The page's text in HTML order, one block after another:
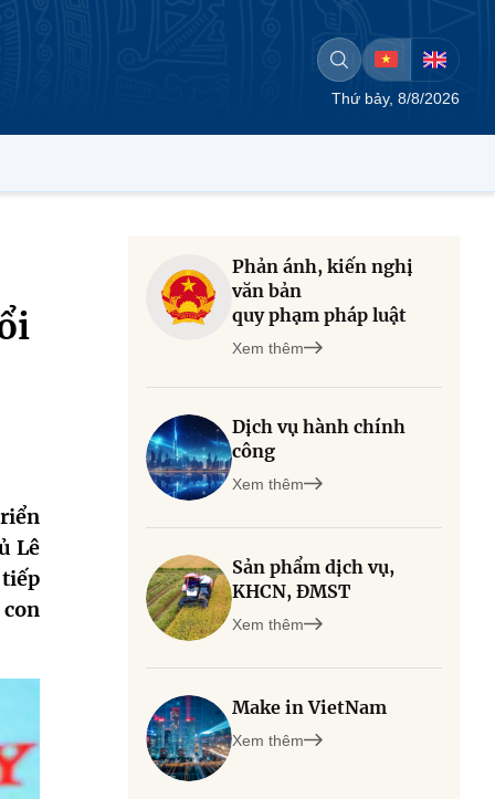
Thứ bảy, 8/8/2026
Lê
Phản ánh, kiến nghị
văn bản
quy phạm pháp luật
Xem thêm
Dịch vụ hành chính
công
Xem thêm
Sản phẩm dịch vụ,
KHCN, ĐMST
Xem thêm
Make in VietNam
Xem thêm